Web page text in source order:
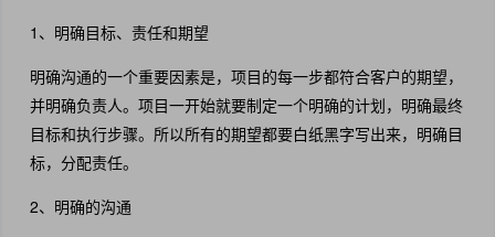
1、明确目标、责任和期望
明确沟通的一个重要因素是，项目的每一步都符合客户的期望，
并明确负责人。项目一开始就要制定一个明确的计划，明确最终
目标和执行步骤。所以所有的期望都要白纸黑字写出来，明确目
标，分配责任。
2、明确的沟通